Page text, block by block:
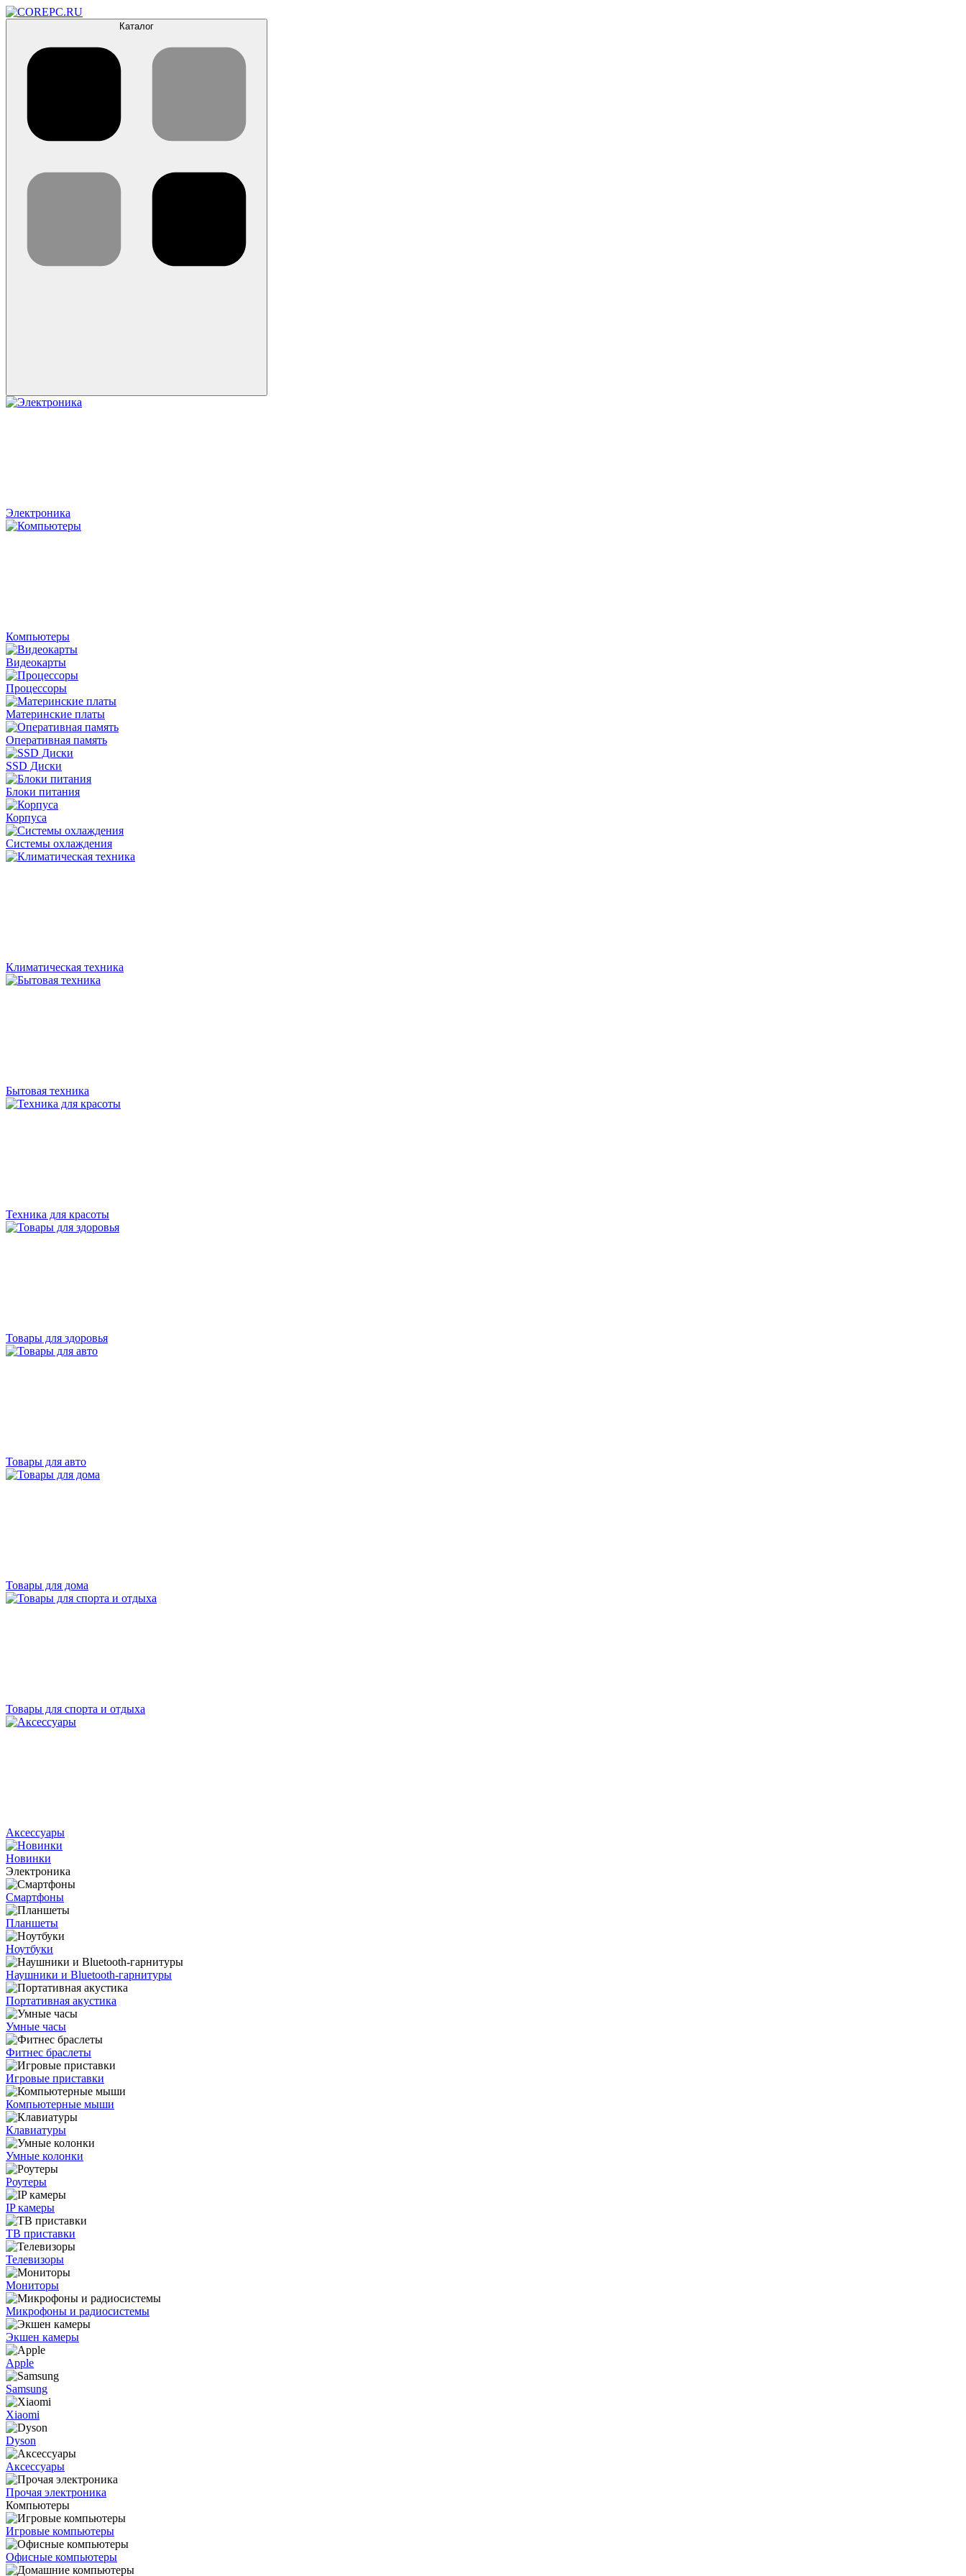
Каталог
Электроника
Компьютеры
Видеокарты
Процессоры
Материнские платы
Оперативная память
SSD Диски
Блоки питания
Корпуса
Системы охлаждения
Климатическая техника
Бытовая техника
Техника для красоты
Товары для здоровья
Товары для авто
Товары для дома
Товары для спорта и отдыха
Аксессуары
Новинки
Электроника
Смартфоны
Планшеты
Ноутбуки
Наушники и Bluetooth-гарнитуры
Портативная акустика
Умные часы
Фитнес браслеты
Игровые приставки
Компьютерные мыши
Клавиатуры
Умные колонки
Роутеры
IP камеры
ТВ приставки
Телевизоры
Мониторы
Микрофоны и радиосистемы
Экшен камеры
Apple
Samsung
Xiaomi
Dyson
Аксессуары
Прочая электроника
Компьютеры
Игровые компьютеры
Офисные компьютеры